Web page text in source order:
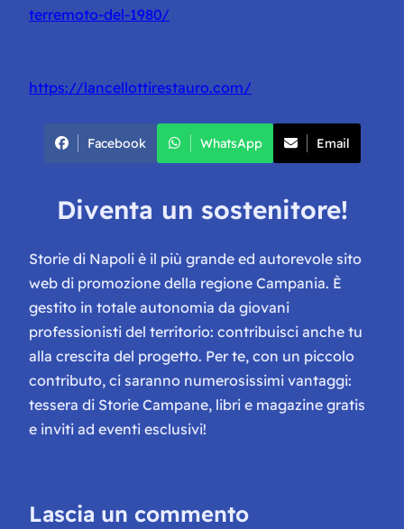
terremoto-del-1980/
https://lancellottirestauro.com/
Facebook WhatsApp Email
Diventa un sostenitore!
Storie di Napoli è il più grande ed autorevole sito
web di promozione della regione Campania. È
gestito in totale autonomia da giovani
professionisti del territorio: contribuisci anche tu
alla crescita del progetto. Per te, con un piccolo
contributo, ci saranno numerosissimi vantaggi:
tessera di Storie Campane, libri e magazine gratis
e inviti ad eventi esclusivi!
Lascia un commento